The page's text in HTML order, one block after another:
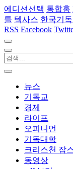
에디션선택 통합홈
틀 텍사스 한국기
RSS Facebook
뉴스
기독교
경제
라이프
오피니언
기독대학
크리스천 잡
동영상